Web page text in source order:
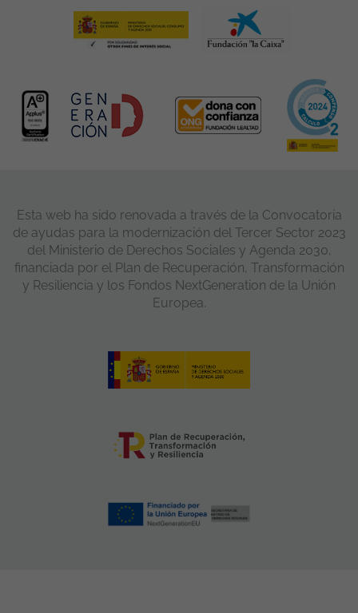
Esta web ha sido renovada a través de la Convocatoria
de ayudas para la modernización del Tercer Sector 2023
del Ministerio de Derechos Sociales y Agenda 2030,
financiada por el Plan de Recuperación, Transformación
y Resiliencia y los Fondos NextGeneration de la Unión
Europea.